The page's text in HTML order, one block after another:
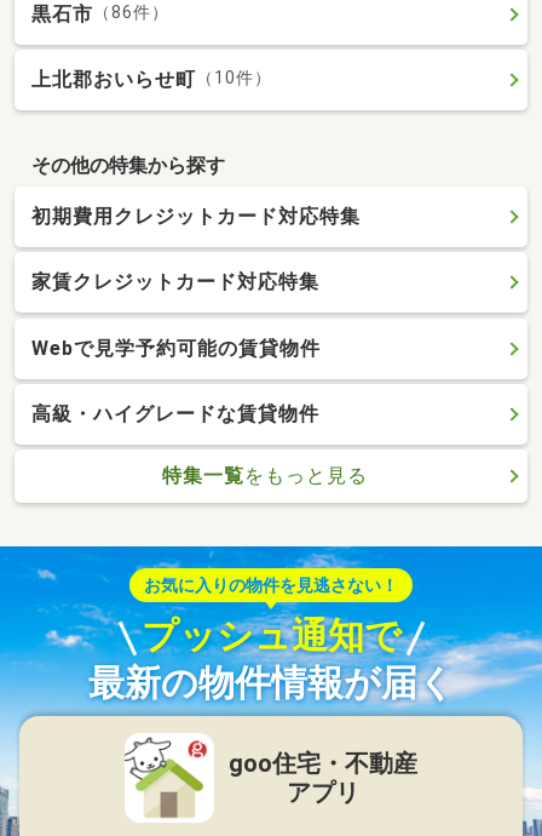
黒石市 （86件）
上北郡おいらせ町 （10件）
その他の特集から探す
初期費用クレジットカード対応特集
家賃クレジットカード対応特集
Webで見学予約可能の賃貸物件
高級・ハイグレードな賃貸物件
特集一覧をもっと見る
お気に入りの物件を見逃さない！
プッシュ通知で
最新の物件情報が届く
goo住宅・不動産
アプリ